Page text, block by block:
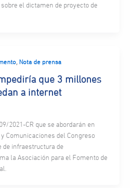
el dictamen de proyecto de
, Nota de prensa
que 3 millones
a internet
2021-CR que se abordarán en
Comunicaciones del Congreso
de infraestructura de
la Asociación para el Fomento de